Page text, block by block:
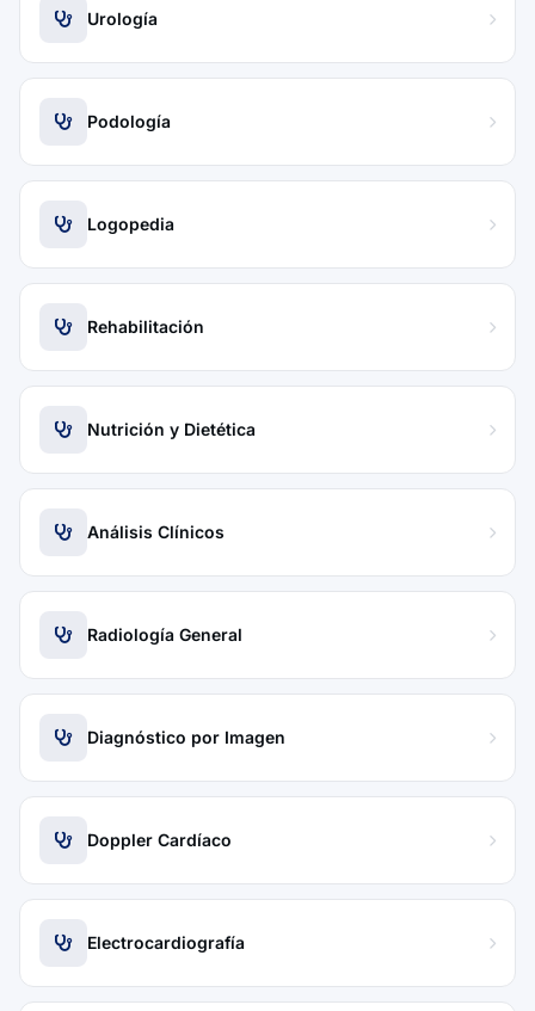
Urología
Podología
Logopedia
Rehabilitación
Nutrición y Dietética
Análisis Clínicos
Radiología General
Diagnóstico por Imagen
Doppler Cardíaco
Electrocardiografía